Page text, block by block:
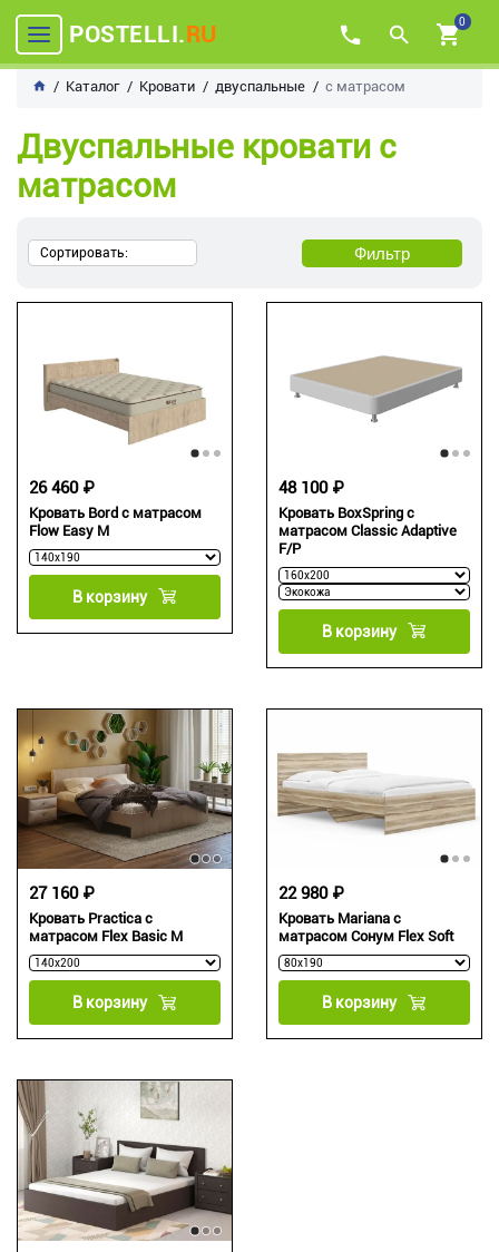
POSTELLI.RU 0
Каталог Кровати двуспальные с матрасом
Двуспальные кровати с
матрасом
Сортировать: Фильтр
Кровать Bord с матрасом
Flow Easy M
26 460 ₽
В корзину
Кровать BoxSpring с
матрасом Classic Adaptive
F/P
48 100 ₽
В корзину
Кровать Practica c
матрасом Flex Basic M
27 160 ₽
В корзину
Кровать Mariana с
матрасом Сонум Flex Soft
22 980 ₽
В корзину